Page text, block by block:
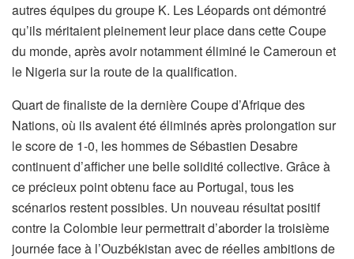
autres équipes du groupe K. Les Léopards ont démontré
qu’ils méritaient pleinement leur place dans cette Coupe
du monde, après avoir notamment éliminé le Cameroun et
le Nigeria sur la route de la qualification.
Quart de finaliste de la dernière Coupe d’Afrique des
Nations, où ils avaient été éliminés après prolongation sur
le score de 1-0, les hommes de Sébastien Desabre
continuent d’afficher une belle solidité collective. Grâce à
ce précieux point obtenu face au Portugal, tous les
scénarios restent possibles. Un nouveau résultat positif
contre la Colombie leur permettrait d’aborder la troisième
journée face à l’Ouzbékistan avec de réelles ambitions de